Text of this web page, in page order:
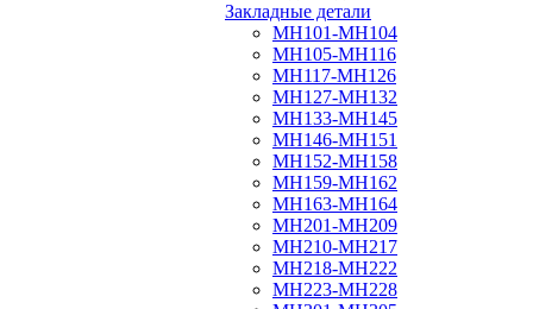
Закладные детали
МН101-МН104
МН105-МН116
МН117-МН126
МН127-МН132
МН133-МН145
МН146-МН151
МН152-МН158
МН159-МН162
МН163-МН164
МН201-МН209
МН210-МН217
МН218-МН222
МН223-МН228